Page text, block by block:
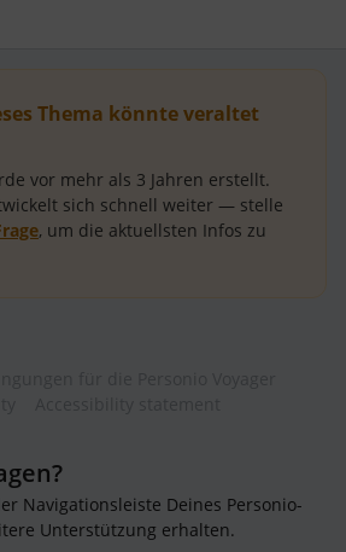
Thema könnte veraltet
vor mehr als 3 Jahren erstellt.
sich schnell weiter — stelle
, um die aktuellsten Infos zu
Navigationsleiste Deines Personio-
Unterstützung erhalten.